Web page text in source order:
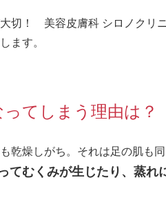
切！ 美容皮膚科 シロノクリ
ます。
てしまう理由は？
乾燥しがち。それは足の肌も
てむくみが生じたり、蒸れ